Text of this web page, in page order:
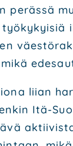
peräs­sä
lii­an
Itä-